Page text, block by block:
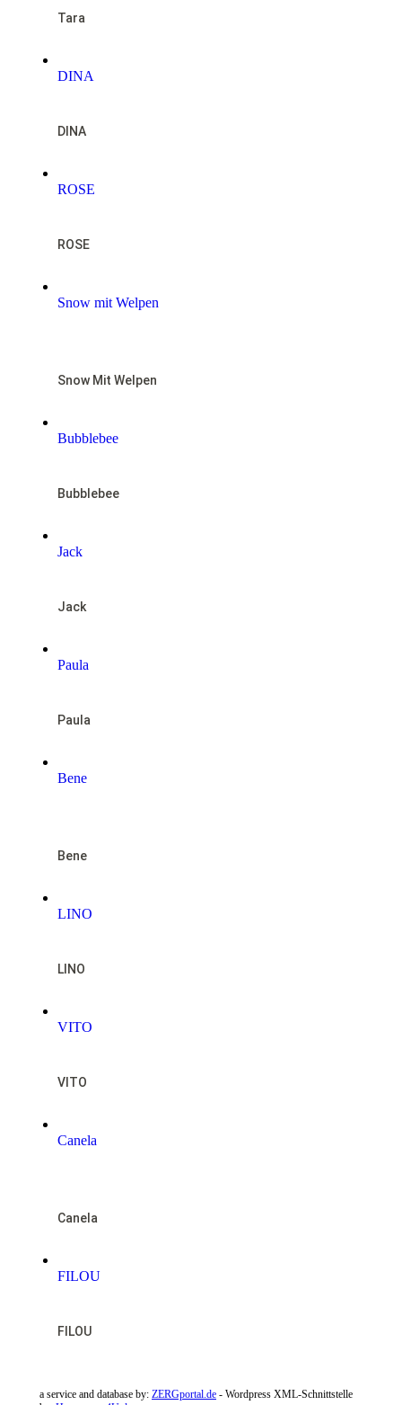
Tara
DINA
DINA
ROSE
ROSE
Snow mit Welpen
Snow Mit Welpen
Bubblebee
Bubblebee
Jack
Jack
Paula
Paula
Bene
Bene
LINO
LINO
VITO
VITO
Canela
Canela
FILOU
FILOU
a service and database by: ZERGportal.de - Wordpress XML-Schnittstelle